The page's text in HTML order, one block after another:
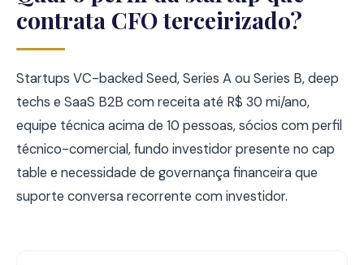
contrata CFO terceirizado?
Startups VC-backed Seed, Series A ou Series B, deep
techs e SaaS B2B com receita até R$ 30 mi/ano,
equipe técnica acima de 10 pessoas, sócios com perfil
técnico-comercial, fundo investidor presente no cap
table e necessidade de governança financeira que
suporte conversa recorrente com investidor.